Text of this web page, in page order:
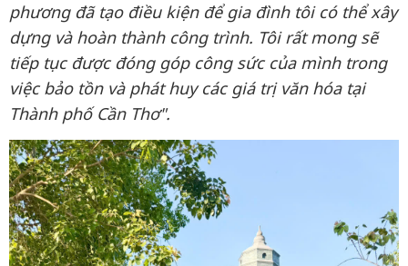
phương đã tạo điều kiện để gia đình tôi có thể xây
dựng và hoàn thành công trình. Tôi rất mong sẽ
tiếp tục được đóng góp công sức của mình trong
việc bảo tồn và phát huy các giá trị văn hóa tại
Thành phố Cần Thơ".